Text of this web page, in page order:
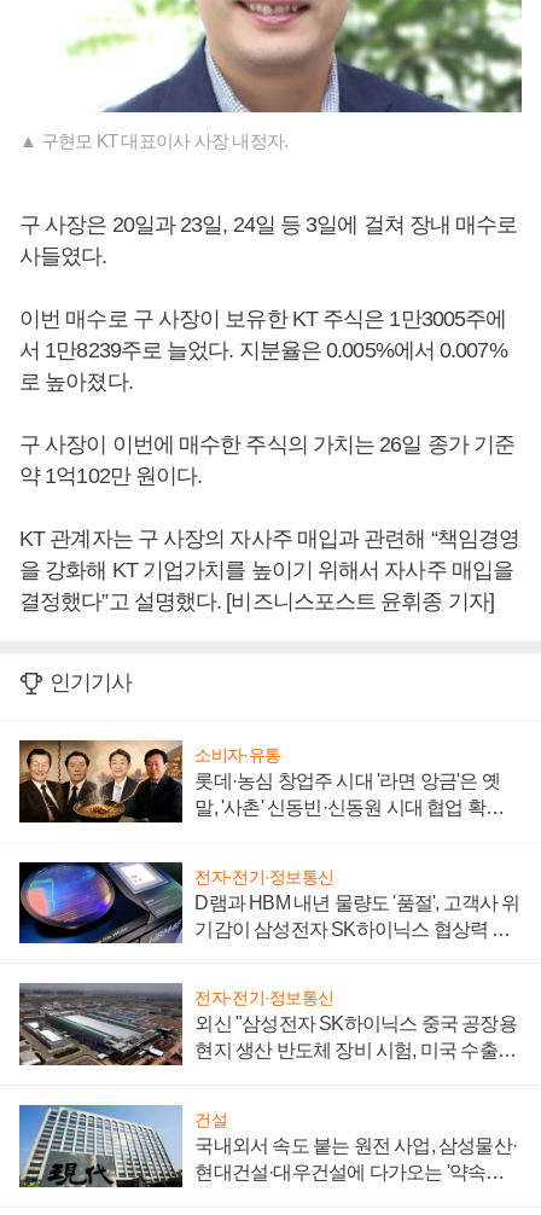
▲ 구현모 KT 대표이사 사장 내정자.
구 사장은 20일과 23일, 24일 등 3일에 걸쳐 장내 매수로
사들였다.
이번 매수로 구 사장이 보유한 KT 주식은 1만3005주에
서 1만8239주로 늘었다. 지분율은 0.005%에서 0.007%
로 높아졌다.
구 사장이 이번에 매수한 주식의 가치는 26일 종가 기준
약 1억102만 원이다.
KT 관계자는 구 사장의 자사주 매입과 관련해 “책임경영
을 강화해 KT 기업가치를 높이기 위해서 자사주 매입을
결정했다”고 설명했다. [비즈니스포스트 윤휘종 기자]
인기기사
소비자·유통
롯데·농심 창업주 시대 '라면 앙금'은 옛
말, '사촌' 신동빈·신동원 시대 협업 확대
전자·전기·정보통신
D램과 HBM 내년 물량도 '품절', 고객사 위
기감이 삼성전자 SK하이닉스 협상력 더
전자·전기·정보통신
외신 "삼성전자 SK하이닉스 중국 공장용
현지 생산 반도체 장비 시험, 미국 수출통
건설
국내외서 속도 붙는 원전 사업, 삼성물산·
현대건설·대우건설에 다가오는 '약속의